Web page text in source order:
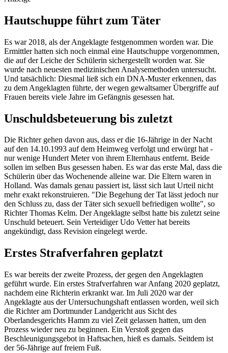
Hautschuppe führt zum Täter
Es war 2018, als der Angeklagte festgenommen worden war. Die
Ermittler hatten sich noch einmal eine Hautschuppe vorgenommen,
die auf der Leiche der Schülerin sichergestellt worden war. Sie
wurde nach neuesten medizinischen Analysemethoden untersucht.
Und tatsächlich: Diesmal ließ sich ein DNA-Muster erkennen, das
zu dem Angeklagten führte, der wegen gewaltsamer Übergriffe auf
Frauen bereits viele Jahre im Gefängnis gesessen hat.
Unschuldsbeteuerung bis zuletzt
Die Richter gehen davon aus, dass er die 16-Jährige in der Nacht
auf den 14.10.1993 auf dem Heimweg verfolgt und erwürgt hat -
nur wenige Hundert Meter von ihrem Elternhaus entfernt. Beide
sollen im selben Bus gesessen haben. Es war das erste Mal, dass die
Schülerin über das Wochenende alleine war. Die Eltern waren in
Holland. Was damals genau passiert ist, lässt sich laut Urteil nicht
mehr exakt rekonstruieren. "Die Begehung der Tat lässt jedoch nur
den Schluss zu, dass der Täter sich sexuell befriedigen wollte", so
Richter Thomas Kelm. Der Angeklagte selbst hatte bis zuletzt seine
Unschuld beteuert. Sein Verteidiger Udo Vetter hat bereits
angekündigt, dass Revision eingelegt werde.
Erstes Strafverfahren geplatzt
Es war bereits der zweite Prozess, der gegen den Angeklagten
geführt wurde. Ein erstes Strafverfahren war Anfang 2020 geplatzt,
nachdem eine Richterin erkrankt war. Im Juli 2020 war der
Angeklagte aus der Untersuchungshaft entlassen worden, weil sich
die Richter am Dortmunder Landgericht aus Sicht des
Oberlandesgerichts Hamm zu viel Zeit gelassen hatten, um den
Prozess wieder neu zu beginnen. Ein Verstoß gegen das
Beschleunigungsgebot in Haftsachen, hieß es damals. Seitdem ist
der 56-Jährige auf freiem Fuß.